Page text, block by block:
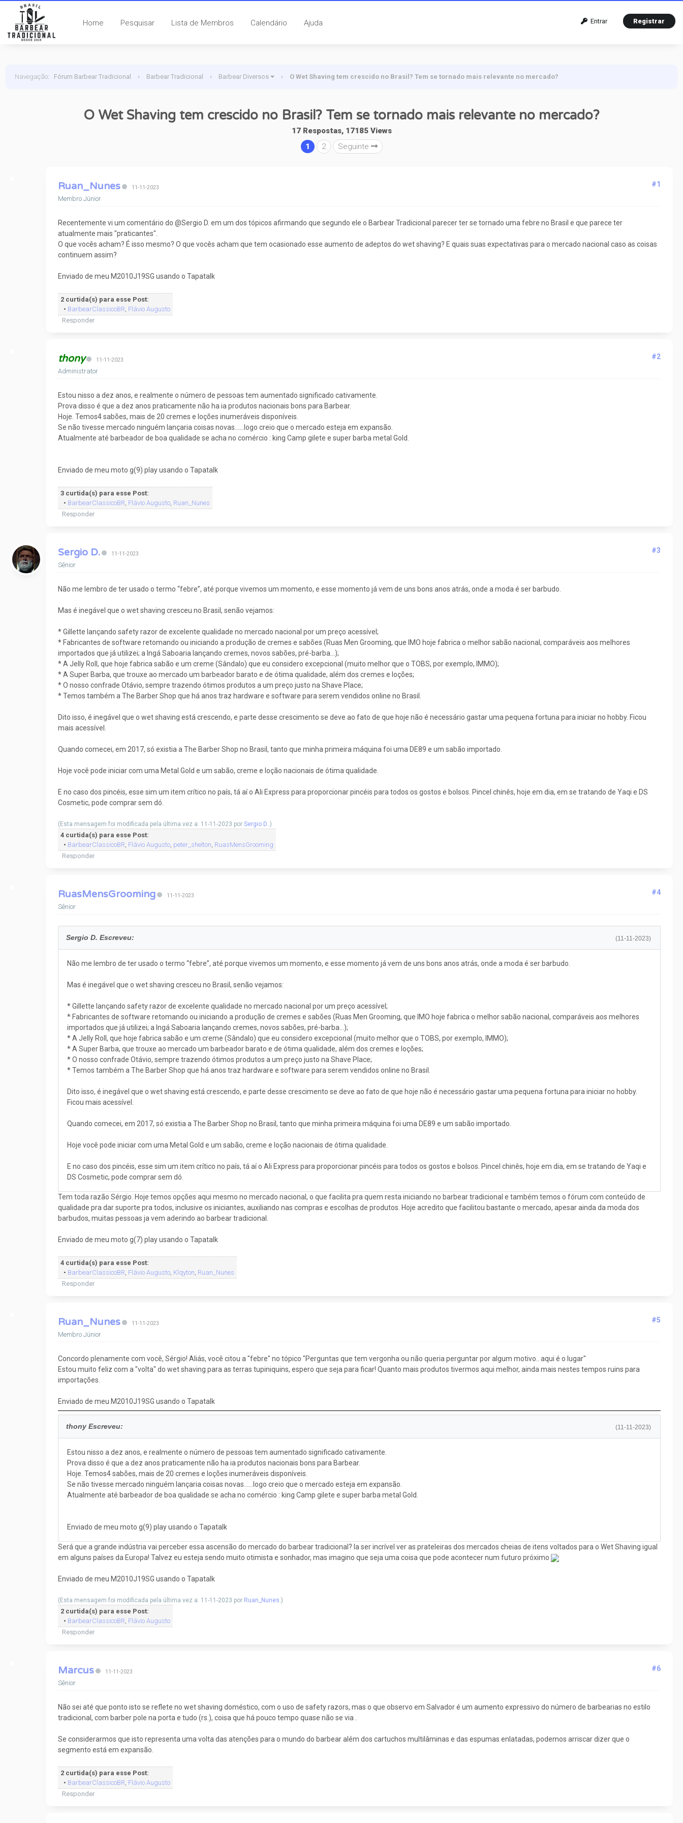
Entrar Registrar
Home Pesquisar Lista de Membros Calendário Ajuda
Navegação: Fórum Barbear Tradicional › Barbear Tradicional › Barbear Diversos › O Wet Shaving tem crescido no Brasil? Tem se tornado mais relevante no mercado?
O Wet Shaving tem crescido no Brasil? Tem se tornado mais relevante no mercado?
17 Respostas, 17185 Views
1
2 Seguinte
Ruan_Nunes 11-11-2023
Membro Júnior
#1
Recentemente vi um comentário do @Sergio D. em um dos tópicos afirmando que segundo ele o Barbear Tradicional parecer ter se tornado uma febre no Brasil e que parece ter
atualmente mais "praticantes".
O que vocês acham? É isso mesmo? O que vocês acham que tem ocasionado esse aumento de adeptos do wet shaving? E quais suas expectativas para o mercado nacional caso as coisas
continuem assim?
Enviado de meu M2010J19SG usando o Tapatalk
2 curtida(s) para esse Post:
• BarbearClassicoBR, Flávio Augusto
Responder
thony 11-11-2023
Administrator
#2
Estou nisso a dez anos, e realmente o número de pessoas tem aumentado significado cativamente.
Prova disso é que a dez anos praticamente não ha ia produtos nacionais bons para Barbear.
Hoje. Temos4 sabões, mais de 20 cremes e loções inumeráveis disponíveis.
Se não tivesse mercado ninguém lançaria coisas novas......logo creio que o mercado esteja em expansão.
Atualmente até barbeador de boa qualidade se acha no comércio : king Camp gilete e super barba metal Gold.
Enviado de meu moto g(9) play usando o Tapatalk
3 curtida(s) para esse Post:
• BarbearClassicoBR, Flávio Augusto, Ruan_Nunes
Responder
Sergio D. 11-11-2023
Sênior
#3
Não me lembro de ter usado o termo “febre”, até porque vivemos um momento, e esse momento já vem de uns bons anos atrás, onde a moda é ser barbudo.
Mas é inegável que o wet shaving cresceu no Brasil, senão vejamos:
* Gillette lançando safety razor de excelente qualidade no mercado nacional por um preço acessível;
* Fabricantes de software retomando ou iniciando a produção de cremes e sabões (Ruas Men Grooming, que IMO hoje fabrica o melhor sabão nacional, comparáveis aos melhores
importados que já utilizei; a Ingá Saboaria lançando cremes, novos sabões, pré-barba…);
* A Jelly Roll, que hoje fabrica sabão e um creme (Sândalo) que eu considero excepcional (muito melhor que o TOBS, por exemplo, IMMO);
* A Super Barba, que trouxe ao mercado um barbeador barato e de ótima qualidade, além dos cremes e loções;
* O nosso confrade Otávio, sempre trazendo ótimos produtos a um preço justo na Shave Place;
* Temos também a The Barber Shop que há anos traz hardware e software para serem vendidos online no Brasil.
Dito isso, é inegável que o wet shaving está crescendo, e parte desse crescimento se deve ao fato de que hoje não é necessário gastar uma pequena fortuna para iniciar no hobby. Ficou
mais acessível.
Quando comecei, em 2017, só existia a The Barber Shop no Brasil, tanto que minha primeira máquina foi uma DE89 e um sabão importado.
Hoje você pode iniciar com uma Metal Gold e um sabão, creme e loção nacionais de ótima qualidade.
E no caso dos pincéis, esse sim um item crítico no país, tá aí o Ali Express para proporcionar pincéis para todos os gostos e bolsos. Pincel chinês, hoje em dia, em se tratando de Yaqi e DS
Cosmetic, pode comprar sem dó.
(Esta mensagem foi modificada pela última vez a: 11-11-2023 por Sergio D..)
4 curtida(s) para esse Post:
• BarbearClassicoBR, Flávio Augusto, peter_shelton, RuasMensGrooming
Responder
RuasMensGrooming 11-11-2023
Sênior
#4
(11-11-2023)
Sergio D. Escreveu:
Não me lembro de ter usado o termo “febre”, até porque vivemos um momento, e esse momento já vem de uns bons anos atrás, onde a moda é ser barbudo.
Mas é inegável que o wet shaving cresceu no Brasil, senão vejamos:
* Gillette lançando safety razor de excelente qualidade no mercado nacional por um preço acessível;
* Fabricantes de software retomando ou iniciando a produção de cremes e sabões (Ruas Men Grooming, que IMO hoje fabrica o melhor sabão nacional, comparáveis aos melhores
importados que já utilizei; a Ingá Saboaria lançando cremes, novos sabões, pré-barba…);
* A Jelly Roll, que hoje fabrica sabão e um creme (Sândalo) que eu considero excepcional (muito melhor que o TOBS, por exemplo, IMMO);
* A Super Barba, que trouxe ao mercado um barbeador barato e de ótima qualidade, além dos cremes e loções;
* O nosso confrade Otávio, sempre trazendo ótimos produtos a um preço justo na Shave Place;
* Temos também a The Barber Shop que há anos traz hardware e software para serem vendidos online no Brasil.
Dito isso, é inegável que o wet shaving está crescendo, e parte desse crescimento se deve ao fato de que hoje não é necessário gastar uma pequena fortuna para iniciar no hobby.
Ficou mais acessível.
Quando comecei, em 2017, só existia a The Barber Shop no Brasil, tanto que minha primeira máquina foi uma DE89 e um sabão importado.
Hoje você pode iniciar com uma Metal Gold e um sabão, creme e loção nacionais de ótima qualidade.
E no caso dos pincéis, esse sim um item crítico no país, tá aí o Ali Express para proporcionar pincéis para todos os gostos e bolsos. Pincel chinês, hoje em dia, em se tratando de Yaqi e
DS Cosmetic, pode comprar sem dó.
Tem toda razão Sérgio. Hoje temos opções aqui mesmo no mercado nacional, o que facilita pra quem resta iniciando no barbear tradicional e também temos o fórum com conteúdo de
qualidade pra dar suporte pra todos, inclusive os iniciantes, auxiliando nas compras e escolhas de produtos. Hoje acredito que facilitou bastante o mercado, apesar ainda da moda dos
barbudos, muitas pessoas ja vem aderindo ao barbear tradicional.
Enviado de meu moto g(7) play usando o Tapatalk
4 curtida(s) para esse Post:
• BarbearClassicoBR, Flávio Augusto, Klqyton, Ruan_Nunes
Responder
Ruan_Nunes 11-11-2023
Membro Júnior
#5
Concordo plenamente com você, Sérgio! Aliás, você citou a "febre" no tópico "Perguntas que tem vergonha ou não queria perguntar por algum motivo.. aqui é o lugar"
Estou muito feliz com a "volta" do wet shaving para as terras tupiniquins, espero que seja para ficar! Quanto mais produtos tivermos aqui melhor, ainda mais nestes tempos ruins para
importações.
Enviado de meu M2010J19SG usando o Tapatalk
(11-11-2023)
thony Escreveu:
Estou nisso a dez anos, e realmente o número de pessoas tem aumentado significado cativamente.
Prova disso é que a dez anos praticamente não ha ia produtos nacionais bons para Barbear.
Hoje. Temos4 sabões, mais de 20 cremes e loções inumeráveis disponíveis.
Se não tivesse mercado ninguém lançaria coisas novas......logo creio que o mercado esteja em expansão.
Atualmente até barbeador de boa qualidade se acha no comércio : king Camp gilete e super barba metal Gold.
Enviado de meu moto g(9) play usando o Tapatalk
Será que a grande indústria vai perceber essa ascensão do mercado do barbear tradicional? Ia ser incrível ver as prateleiras dos mercados cheias de itens voltados para o Wet Shaving igual
em alguns países da Europa! Talvez eu esteja sendo muito otimista e sonhador, mas imagino que seja uma coisa que pode acontecer num futuro próximo
Enviado de meu M2010J19SG usando o Tapatalk
(Esta mensagem foi modificada pela última vez a: 11-11-2023 por Ruan_Nunes.)
2 curtida(s) para esse Post:
• BarbearClassicoBR, Flávio Augusto
Responder
Marcus 11-11-2023
Sênior
#6
Não sei até que ponto isto se reflete no wet shaving doméstico, com o uso de safety razors, mas o que observo em Salvador é um aumento expressivo do número de barbearias no estilo
tradicional, com barber pole na porta e tudo (rs.), coisa que há pouco tempo quase não se via .
Se considerarmos que isto representa uma volta das atenções para o mundo do barbear além dos cartuchos multilâminas e das espumas enlatadas, podemos arriscar dizer que o
segmento está em expansão.
2 curtida(s) para esse Post:
• BarbearClassicoBR, Flávio Augusto
Responder